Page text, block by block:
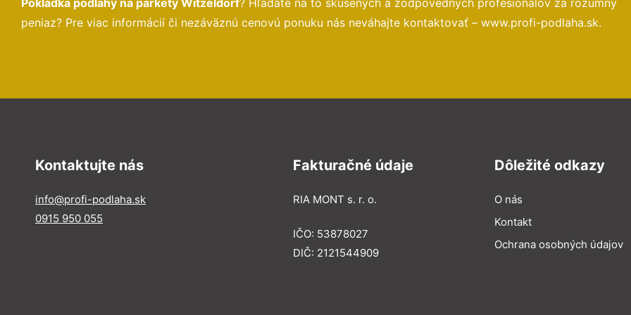
peniaz? Pre viac informácií či nezáväznú cenovú ponuku nás neváhajte kontaktovať – www.profi-podlaha.sk.
Kontaktujte nás
info@profi-podlaha.sk
0915 950 055
Fakturačné údaje
RIA MONT s. r. o.
IČO: 53878027
DIČ: 2121544909
Dôležité odkazy
O nás
Kontakt
Ochrana osobných údajov